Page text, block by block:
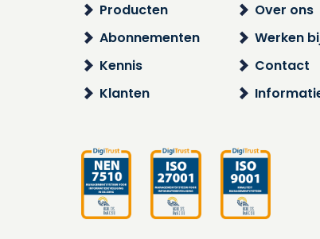
Producten
Abonnementen
Kennis
Klanten
Over ons
Werken
Contact